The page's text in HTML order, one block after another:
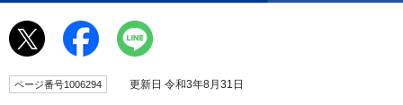
ページ番号1006294 更新日 令和3年8月31日